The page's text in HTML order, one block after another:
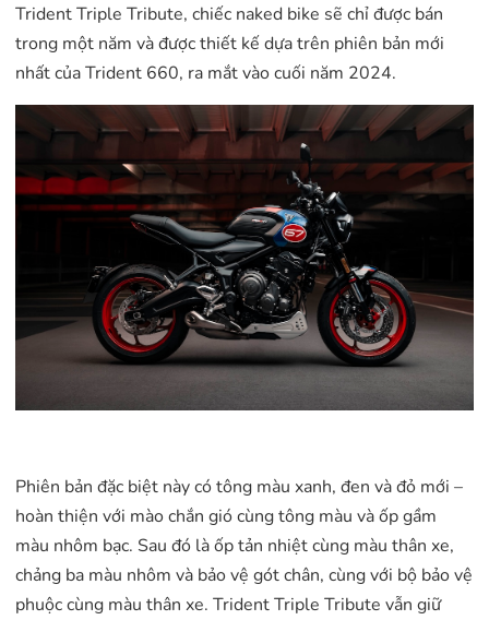
Trident Triple Tribute, chiếc naked bike sẽ chỉ được bán
trong một năm và được thiết kế dựa trên phiên bản mới
nhất của Trident 660, ra mắt vào cuối năm 2024.
Phiên bản đặc biệt này có tông màu xanh, đen và đỏ mới –
hoàn thiện với mào chắn gió cùng tông màu và ốp gầm
màu nhôm bạc. Sau đó là ốp tản nhiệt cùng màu thân xe,
chảng ba màu nhôm và bảo vệ gót chân, cùng với bộ bảo vệ
phuộc cùng màu thân xe. Trident Triple Tribute vẫn giữ